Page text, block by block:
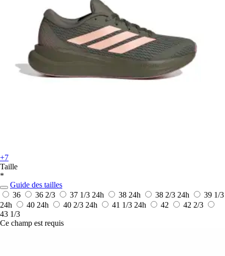
+7
Taille
*
Guide des tailles
36
36 2/3 37 1/3 24h 38 24h 38 2/3 24h
39 1/3
24h
40 24h 40 2/3 24h 41 1/3 24h 42
42 2/3
43 1/3
Ce champ est requis